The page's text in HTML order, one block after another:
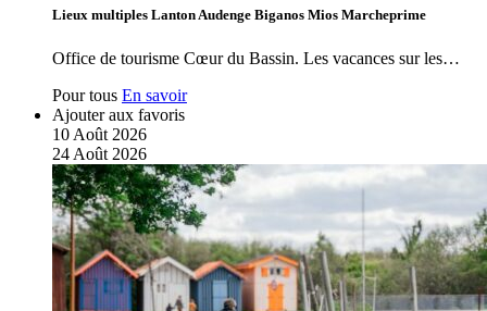
Lieux multiples Lanton Audenge Biganos Mios Marcheprime
Office de tourisme Cœur du Bassin. Les vacances sur les…
Pour tous En savoir
Ajouter aux favoris
10 Août 2026
24 Août 2026